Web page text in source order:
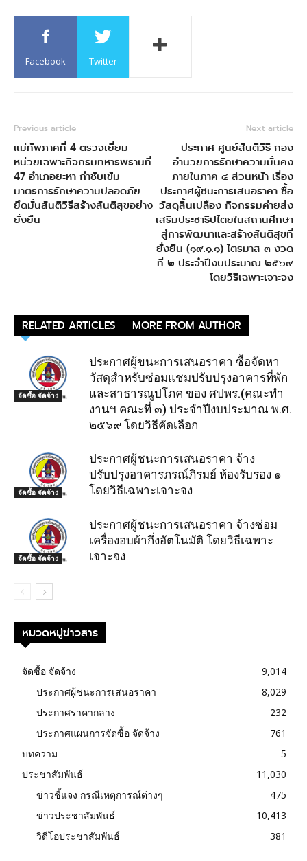
Facebook Twitter
Previous article
แม่ทัพภาคที่ 4 ตรวจเยี่ยม
หน่วยเฉพาะกิจกรมทหารพรานที่
47 อำเภอยะหา กำชับเข้ม
มาตรการรักษาความปลอดภัย
ยึดมั่นสันติวิธีสร้างสันติสุขอย่าง
ยั่งยืน
Next article
ประกาศ ศูนย์สันติวิธี กอง
อำนวยการรักษาความมั่นคง
ภายในภาค ๔ ส่วนหน้า เรื่อง
ประกาศผู้ชนะการเสนอราคา ซื้อ
วัสดุสิ้นเปลือง กิจกรรมค่ายส่ง
เสริมประชาธิปไตยในสถานศึกษา
สู่การพัฒนาและสร้างสันติสุขที่
ยั่งยืน (๑๙.๑.๑) ไตรมาส ๓ งวด
ที่ ๒ ประจำปีงบประมาณ ๒๕๖๙
โดยวิธีเฉพาะเจาะจง
RELATED ARTICLES MORE FROM AUTHOR
จัดซื้อ จัดจ้าง
ประกาศผู้ขนะการเสนอราคา ซื้อจัดหา
วัสดุสำหรับซ่อมแชมปรับปรุงอาคารที่พัก
และสาธารณูปโภค ของ ศปพร.(คณะทำ
งานฯ คณะที่ ๓) ประจำปีงบประมาณ พ.ศ.
๒๕๖๙ โดยวิธีคัดเลือก
จัดซื้อ จัดจ้าง
ประกาศผู้ชนะการเสนอราคา จ้าง
ปรับปรุงอาคารภรณ์ภิรมย์ ห้องรับรอง ๑
โดยวิธีเฉพาะเจาะจง
จัดซื้อ จัดจ้าง
ประกาศผู้ชนะการเสนอราคา จ้างซ่อม
เครื่องอบผ้ากึ่งอัตโนมัติ โดยวิธีเฉพาะ
เจาะจง
หมวดหมู่ข่าวสาร
จัดซื้อ จัดจ้าง
9,014
ประกาศผู้ชนะการเสนอราคา
8,029
ประกาศราคากลาง
232
ประกาศแผนการจัดซื้อ จัดจ้าง
761
บทความ
5
ประชาสัมพันธ์
11,030
ข่าวชี้แจง กรณีเหตุการณ์ต่างๆ
475
ข่าวประชาสัมพันธ์
10,413
วิดีโอประชาสัมพันธ์
381